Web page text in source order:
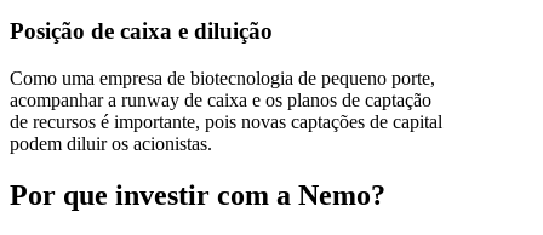
Posição de caixa e diluição
Como uma empresa de biotecnologia de pequeno porte,
acompanhar a runway de caixa e os planos de captação
de recursos é importante, pois novas captações de capital
podem diluir os acionistas.
Por que investir com a Nemo?